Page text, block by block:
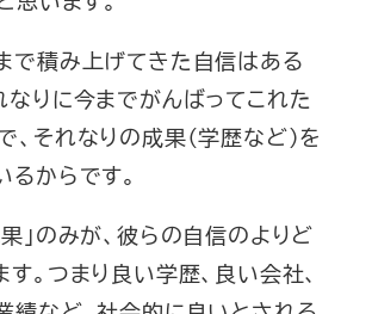
で積み上げてきた自信はある
なりに今までがんばってこれた
、それなりの成果（学歴など）を
るからです。
果」のみが、彼らの自信のよりど
。つまり良い学歴、良い会社、